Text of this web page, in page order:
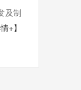
及制
+】